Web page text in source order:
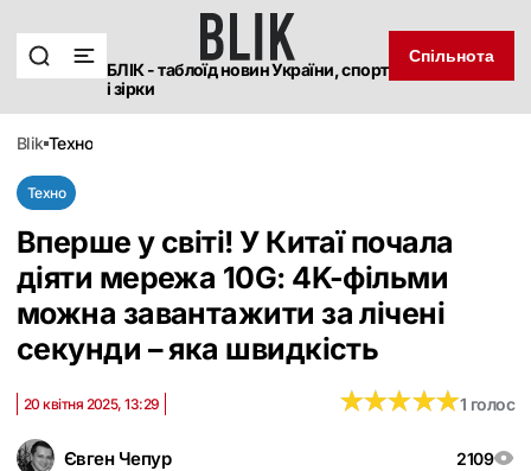
БЛІК - таблоїд новин України, спорт
і зірки
Спільнота
blik техно
Техно
Вперше у світі! У Китаї почала
діяти мережа 10G: 4K-фільми
можна завантажити за лічені
секунди – яка швидкість
Євген Чепур 2109
20 квітня 2025, 13:29 ★★★★★
★★★★★1 голос